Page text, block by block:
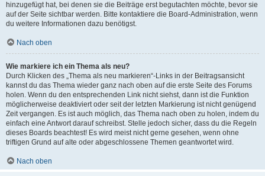
hinzugefügt hat, bei denen sie die Beiträge erst begutachten möchte, bevor sie
auf der Seite sichtbar werden. Bitte kontaktiere die Board-Administration, wenn
du weitere Informationen dazu benötigst.
Nach oben
Wie markiere ich ein Thema als neu?
Durch Klicken des „Thema als neu markieren“-Links in der Beitragsansicht
kannst du das Thema wieder ganz nach oben auf die erste Seite des Forums
holen. Wenn du den entsprechenden Link nicht siehst, dann ist die Funktion
möglicherweise deaktiviert oder seit der letzten Markierung ist nicht genügend
Zeit vergangen. Es ist auch möglich, das Thema nach oben zu holen, indem du
einfach eine Antwort darauf schreibst. Stelle jedoch sicher, dass du die Regeln
dieses Boards beachtest! Es wird meist nicht gerne gesehen, wenn ohne
triftigen Grund auf alte oder abgeschlossene Themen geantwortet wird.
Nach oben